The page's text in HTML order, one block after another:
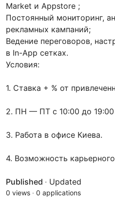
Market и Appstore ;
Постоянный мониторинг,
рекламных кампаний;
Ведение переговоров,
в In-App сетках.
Условия:
1. Ставка + % от
2. ПН — ПТ с 10:00 до 19:00
3. Работа в офисе Киева.
4. Возможность
Published · Updated
0 views · 0 applications